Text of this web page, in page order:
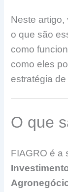
Neste
o que são
como
como eles
estratégia
O que
FIAGRO é a